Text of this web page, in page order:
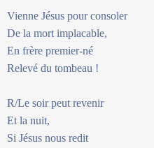
Vienne Jésus pour consoler
De la mort implacable,
En frère premier-né
Relevé du tombeau !
R/Le soir peut revenir
Et la nuit,
Si Jésus nous redit